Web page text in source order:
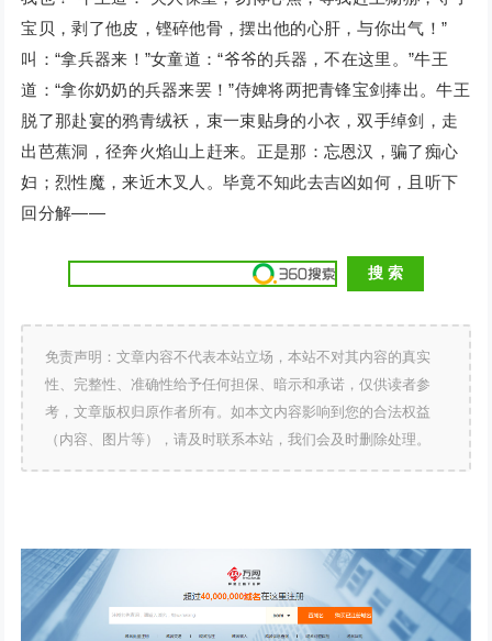
宝贝，剥了他皮，铿碎他骨，摆出他的心肝，与你出气！”
叫：“拿兵器来！”女童道：“爷爷的兵器，不在这里。”牛王
道：“拿你奶奶的兵器来罢！”侍婢将两把青锋宝剑捧出。牛王
脱了那赴宴的鸦青绒袄，束一束贴身的小衣，双手绰剑，走
出芭蕉洞，径奔火焰山上赶来。正是那：忘恩汉，骗了痴心
妇；烈性魔，来近木叉人。毕竟不知此去吉凶如何，且听下
回分解——
免责声明：文章内容不代表本站立场，本站不对其内容的真实
性、完整性、准确性给予任何担保、暗示和承诺，仅供读者参
考，文章版权归原作者所有。如本文内容影响到您的合法权益
（内容、图片等），请及时联系本站，我们会及时删除处理。